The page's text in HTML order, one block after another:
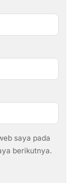
saya pada
berikutnya.